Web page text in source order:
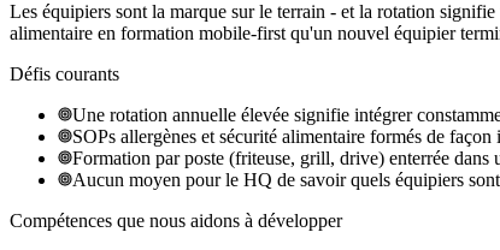
Les équipiers sont la marque sur le terrain - et la rotation
alimentaire en formation mobile-first qu'un nouvel équipier
Défis courants
Une rotation annuelle élevée signifie intégrer
SOPs allergènes et sécurité alimentaire formés de façon
Formation par poste (friteuse, grill, drive) enterrée dans
Aucun moyen pour le HQ de savoir quels équipiers
Compétences que nous aidons à développer